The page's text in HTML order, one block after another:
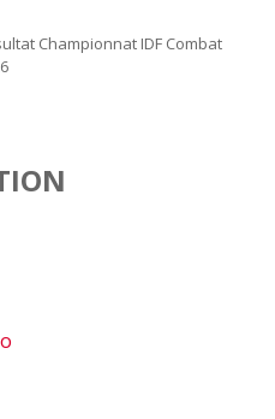
Championnat IDF Combat